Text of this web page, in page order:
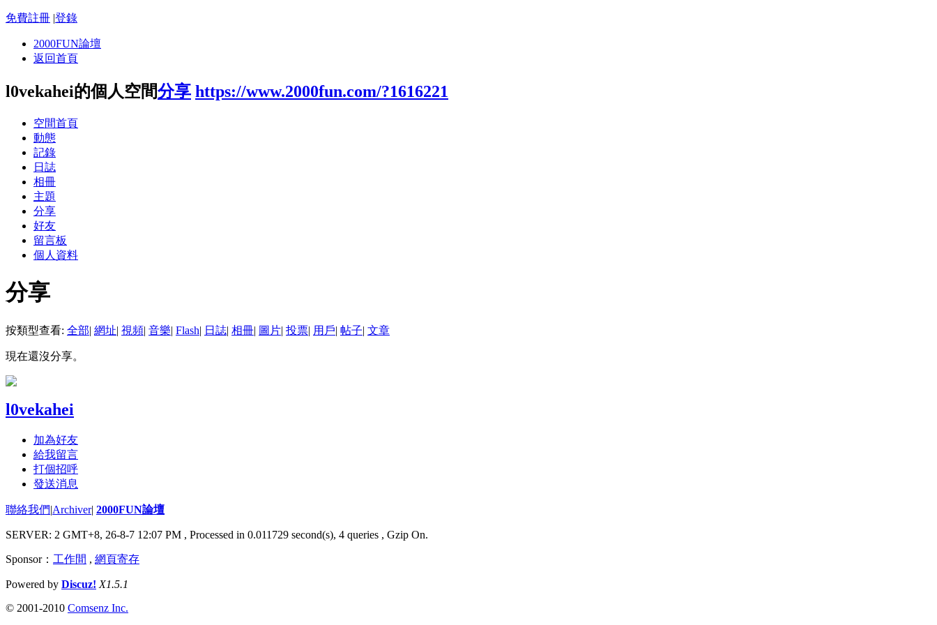
免費註冊 |登錄
2000FUN論壇
返回首頁
l0vekahei的個人空間分享 https://www.2000fun.com/?1616221
空間首頁
動態
記錄
日誌
相冊
主題
分享
好友
留言板
個人資料
分享
按類型查看: 全部| 網址| 視頻| 音樂| Flash| 日誌| 相冊| 圖片| 投票| 用戶| 帖子| 文章
現在還沒分享。
l0vekahei
加為好友
給我留言
打個招呼
發送消息
聯絡我們|Archiver| 2000FUN論壇
SERVER: 2 GMT+8, 26-8-7 12:07 PM , Processed in 0.011729 second(s), 4 queries , Gzip On.
Sponsor： 工作間 , 網頁寄存
Powered by Discuz! X1.5.1
© 2001-2010 Comsenz Inc.